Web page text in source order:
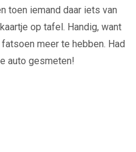
toen iemand daar iets van
op tafel. Handig, want
meer te hebben. Had
auto gesmeten!